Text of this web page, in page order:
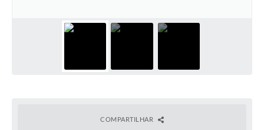
A Nossa Cidade
COMPARTILHAR